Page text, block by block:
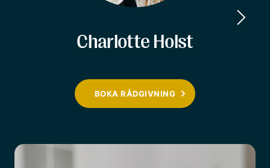
Charlotte Holst
BOKA RÅDGIVNING